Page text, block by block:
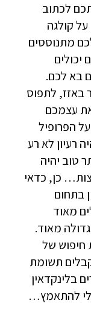
לכתוב
קולגה
מתנוססים
יכולים
בא לכם.
באזז, לתפוס
עצמכם
הפרופיל
רעיון לא רע
טוב יהיה
כן, כדאי
בתחום
מאוד
מאוד.
חיפוש של
תשומת
בלינקדאין
להתאמץ…